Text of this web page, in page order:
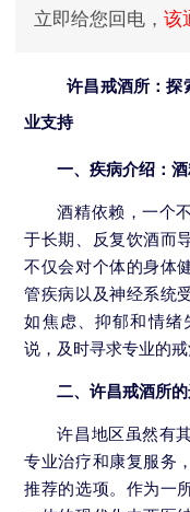
立即给您回电， 该
许昌戒酒所：探
业支持
一、疾病介绍：
酒精依赖，一个
于长期、反复饮酒而
不仅会对个体的身体
管疾病以及神经系统
如焦虑、抑郁和情绪
说，及时寻求专业的
二、许昌戒酒所
许昌地区虽然有
专业治疗和康复服务
推荐的选项。作为一